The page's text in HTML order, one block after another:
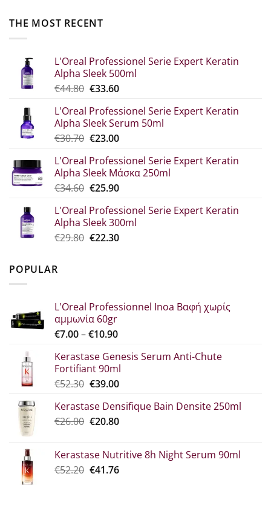
THE MOST RECENT
L'Oreal Professionel Serie Expert Keratin
Alpha Sleek 500ml
€44.80 Original
was:
€44.80.
€33.60The
price
is:
€33.60.
L'Oreal Professionel Serie Expert Keratin
Alpha Sleek Serum 50ml
€30.70 Original
was:
€30.70.
€23.00Η
τιμή
είναι:
€23.00.
L'Oreal Professionel Serie Expert Keratin
Alpha Sleek Μάσκα 250ml
€34.60 Original
which
was:
€34.60.
€25.90The
price
is:
€25.90.
L'Oreal Professionel Serie Expert Keratin
Alpha Sleek 300ml
€29.80 Original
€22.30Η
POPULAR
L'Oreal Professionnel Inoa Βαφή χωρίς
αμμωνία 60gr
€7.00–€10.90Price
€7.00
through
€10.90
Kerastase Genesis Serum Anti-Chute
Fortifiant 90ml
€52.30 Original
was:
€52.30.
€39.00Η
τιμή
είναι:
Kerastase Densifique Bain Densite 250ml
€26.00 Original
€26.00.
€20.80The
is:
€20.80.
Kerastase Nutritive 8h Night Serum 90ml
€52.20 Original
€41.76Η